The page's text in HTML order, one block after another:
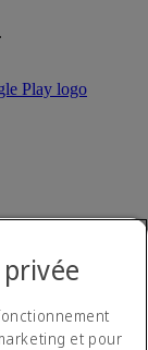
et pour